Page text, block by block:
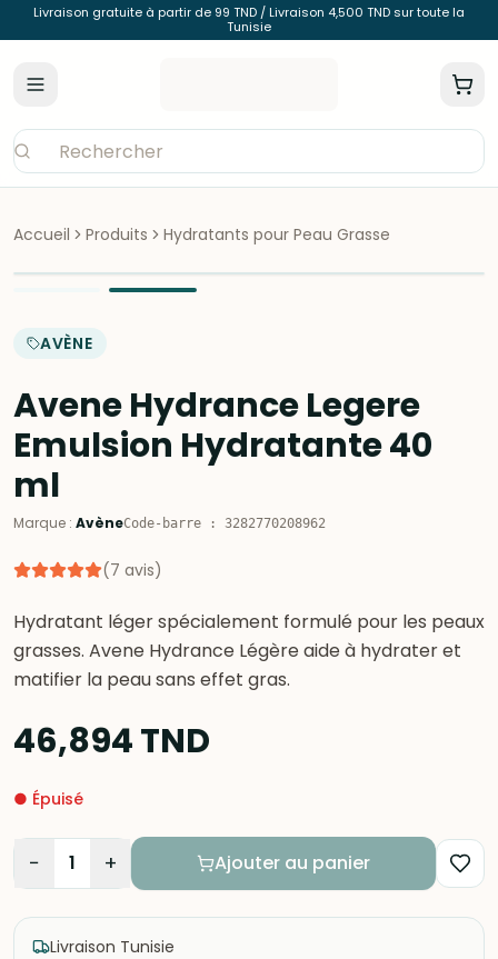
Livraison gratuite à partir de 99 TND / Livraison 4,500 TND sur toute la
Tunisie
Accueil Produits Hydratants pour Peau Grasse
AVÈNE
Avene Hydrance Legere
Emulsion Hydratante 40
ml
Marque : AvèneCode-barre : 3282770208962
(7 avis)
Hydratant léger spécialement formulé pour les peaux
grasses. Avene Hydrance Légère aide à hydrater et
matifier la peau sans effet gras.
46,894TND
● Épuisé
− 1 + Ajouter au panier
Livraison Tunisie